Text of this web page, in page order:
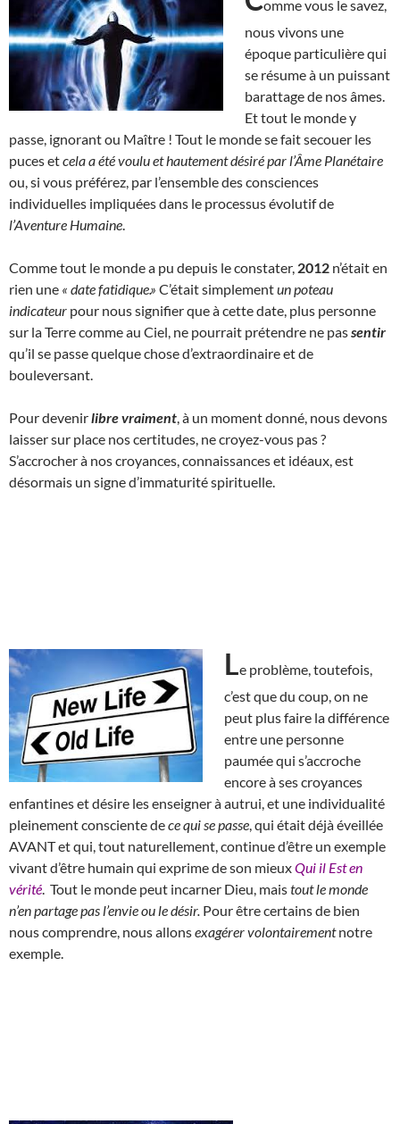
omme vous le savez,
nous vivons une
époque particulière qui
se résume à un puissant
barattage de nos âmes.
Et tout le monde y
passe, ignorant ou Maître ! Tout le monde se fait secouer les
puces etcela a été voulu et hautement désiré par l’Âme Planétaire
ou, si vous préférez, par l’ensemble des consciences
individuelles impliquées dans le processus évolutif de
l’Aventure Humaine
Comme tout le monde a pu depuis le constater, 2012 n’était en
rien une « date fatidique.» C’était simplementun poteau
indicateur pour nous signifier que à cette date, plus personne
sur la Terre comme au Ciel, ne pourrait prétendre ne passentir
qu’il se passe quelque chose d’extraordinaire et de
bouleversant.
Pour devenirlibre vraiment , à un moment donné, nous devons
laisser sur place nos certitudes, ne croyez-vous pas ?
S’accrocher à nos croyances, connaissances et idéaux, est
désormais un signe d’immaturité spirituelle.
Le problème, toutefois,
c’est que du coup, on ne
peut plus faire la différence
entre une personne
paumée qui s’accroche
encore à ses croyances
enfantines et désire les enseigner à autrui, et une individualité
pleinement consciente dece qui se passe , qui était déjà éveillée
AVANT et qui, tout naturellement, continue d’être un exemple
vivant d’être humain qui exprime de son mieuxQui il Est en
vérité . Tout le monde peut incarner Dieu, maistout le monde
n’en partage pas l’envie ou le désir. Pour être certains de bien
nous comprendre, nous allonsexagérer volontairementnotre
exemple.